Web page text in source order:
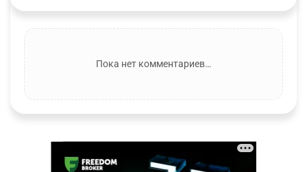
Пока нет комментариев…